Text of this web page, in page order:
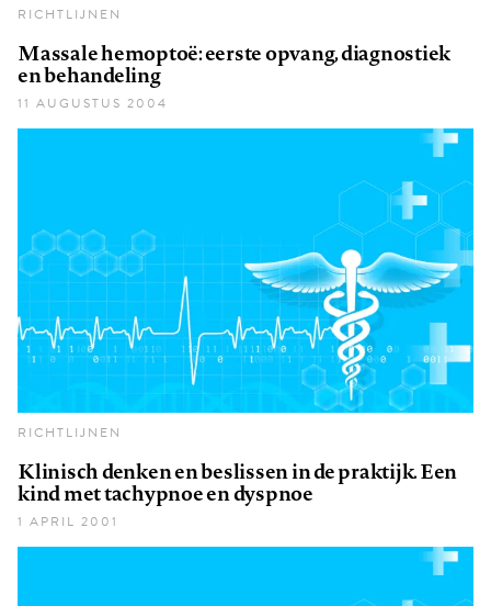
RICHTLIJNEN
Massale hemoptoë: eerste opvang, diagnostiek
en behandeling
11 AUGUSTUS 2004
RICHTLIJNEN
Klinisch denken en beslissen in de praktijk. Een
kind met tachypnoe en dyspnoe
1 APRIL 2001